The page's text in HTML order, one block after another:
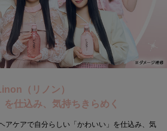
（リノン）
を仕込み、気持ちきらめく
アケアで自分らしい「かわいい」を仕込み、気